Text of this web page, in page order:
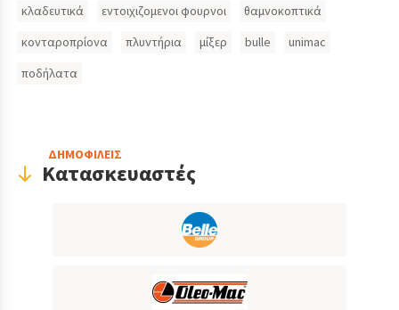
κλαδευτικά
εντοιχιζομενοι φουρνοι
θαμνοκοπτικά
κονταροπρίονα
πλυντήρια μίξερ bulle
unimac
ποδήλατα
ΔΗΜΟΦΙΛΕΙΣ
Κατασκευαστές